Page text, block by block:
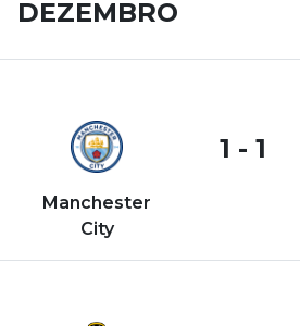
DEZEMBRO
Manchester
City
1 - 1